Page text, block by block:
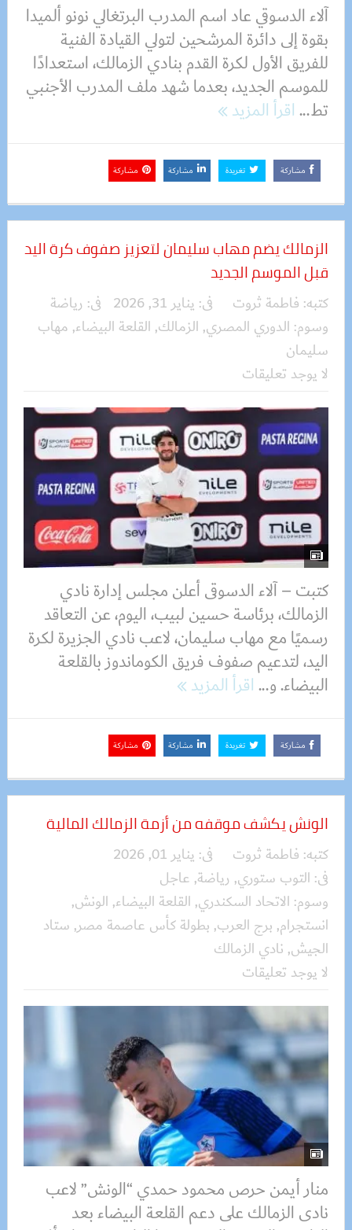
آلاء الدسوقي عاد اسم المدرب البرتغالي نونو ألميدا
بقوة إلى دائرة المرشحين لتولي القيادة الفنية
للفريق الأول لكرة القدم بنادي الزمالك، استعدادًا
للموسم الجديد، بعدما شهد ملف المدرب الأجنبي
تط...اقرأ المزيد
مشاركة تغريدة مشاركة مشاركة
الزمالك يضم مهاب سليمان لتعزيز صفوف كرة اليد
قبل الموسم الجديد
كتبه: فاطمة ثروت فى: يناير 31, 2026 فى: رياضة
وسوم: الدوري المصري, الزمالك, القلعة البيضاء, مهاب
سليمان
لا يوجد تعليقات
كتبت – آلاء الدسوقى أعلن مجلس إدارة نادي
الزمالك، برئاسة حسين لبيب، اليوم، عن التعاقد
رسميًا مع مهاب سليمان، لاعب نادي الجزيرة لكرة
اليد، لتدعيم صفوف فريق الكوماندوز بالقلعة
البيضاء. و...اقرأ المزيد
مشاركة تغريدة مشاركة مشاركة
الونش يكشف موقفه من أزمة الزمالك المالية
كتبه: فاطمة ثروت فى: يناير 01, 2026
فى: التوب ستوري, رياضة, عاجل
وسوم: الاتحاد السكندري, القلعة البيضاء, الونش,
انستجرام, برج العرب, بطولة كأس عاصمة مصر, ستاد
الجيش, نادي الزمالك
لا يوجد تعليقات
منار أيمن حرص محمود حمدي “الونش” لاعب
نادى الزمالك على دعم القلعة البيضاء بعد